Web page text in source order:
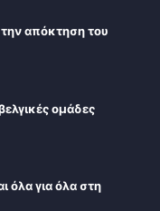
απόκτηση του
ομάδες
όλα για όλα στη